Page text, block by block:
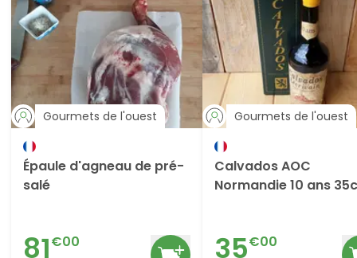
Gourmets de l'ouest
Épaule d'agneau de pré-
salé
81€00
Gourmets de l'ouest
Calvados AOC
Normandie 10 ans
35€00